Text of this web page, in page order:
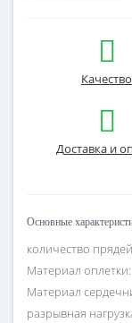
Качество
Доставка и
Основные
количество
Материал оплетки:
Материал
разрывная